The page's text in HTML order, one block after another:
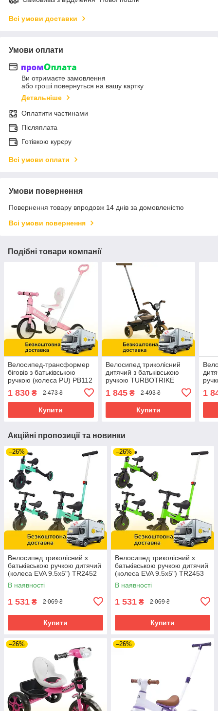
Всі умови доставки
Умови оплати
Ви отримаєте замовлення
або гроші повернуться на вашу картку
Детальніше
Оплатити частинами
Післяплата
Готівкою курєру
Всі умови оплати
Умови повернення
Повернення товару впродовж 14 днів за домовленістю
Всі умови повернення
Подібні товари компанії
Велосипед-трансформер
біговів з батьківською
ручкою (колеса PU) PB112
1 830 ₴ 2 473 ₴
Купити
Велосипед триколісний
дитячий з батьківською
ручкою TURBOTRIKE
світло) MT 1037-1 Black
Чорний
1 845₴ 2 493 ₴
Купити
1
Акційні пропозиції та новинки
–26%
Велосипед триколісний з
батьківською ручкою дитячий
(колеса EVA 9.5x5") TR2452
Бірюзовий
В наявності
1 531 ₴ 2 069 ₴
Купити
–26%
Велосипед триколісний з
батьківською ручкою дитячий
(колеса EVA 9.5x5") TR2453
Салатовий
В наявності
1 531 ₴ 2 069 ₴
Купити
–26% –26%